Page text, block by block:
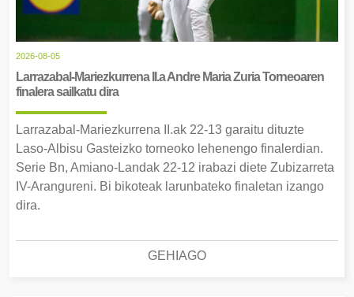
2026-08-05
Larrazabal-Mariezkurrena II.a Andre Maria Zuria Torneoaren
finalera sailkatu dira
Larrazabal-Mariezkurrena II.ak 22-13 garaitu dituzte
Laso-Albisu Gasteizko torneoko lehenengo finalerdian.
Serie Bn, Amiano-Landak 22-12 irabazi diete Zubizarreta
IV-Arangureni. Bi bikoteak larunbateko finaletan izango
dira.
GEHIAGO